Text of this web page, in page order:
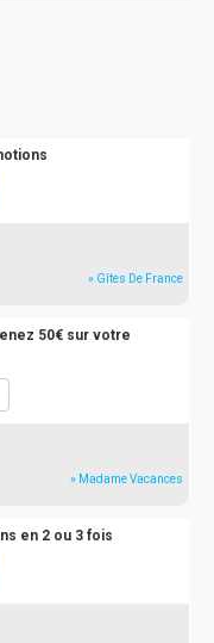
» Gîtes De France
50€ sur votre
» Madame Vacances
en 2 ou 3 fois